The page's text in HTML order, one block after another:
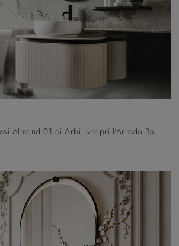
mobili bagno sospesi Almond 01 di Arbi: scopri l'Arredo Bagno in gres design e arreda il tuo bagno.